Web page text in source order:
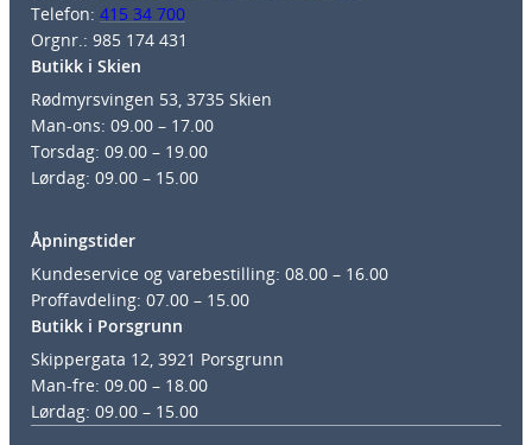
Telefon: 415 34 700
Orgnr.: 985 174 431
Butikk i Skien
Rødmyrsvingen 53, 3735 Skien
Man-ons: 09.00 – 17.00
Torsdag: 09.00 – 19.00
Lørdag: 09.00 – 15.00
Åpningstider
Kundeservice og varebestilling: 08.00 – 16.00
Proffavdeling: 07.00 – 15.00
Butikk i Porsgrunn
Skippergata 12, 3921 Porsgrunn
Man-fre: 09.00 – 18.00
Lørdag: 09.00 – 15.00